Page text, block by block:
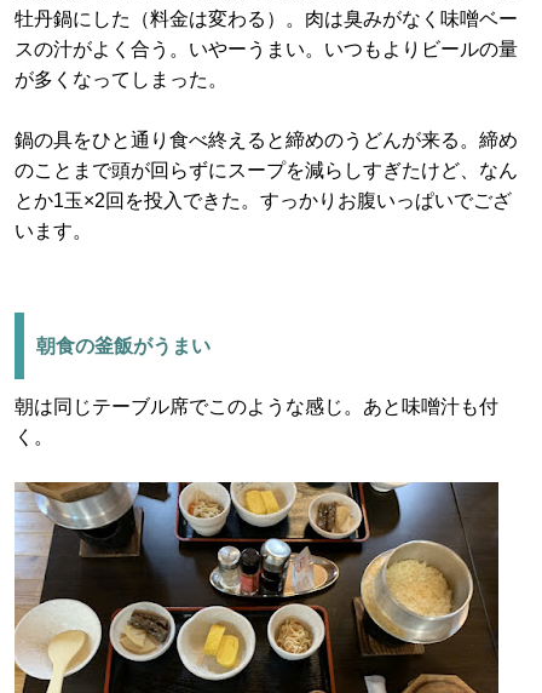
牡丹鍋にした（料金は変わる）。肉は臭みがなく味噌ベー
スの汁がよく合う。いやーうまい。いつもよりビールの量
が多くなってしまった。
鍋の具をひと通り食べ終えると締めのうどんが来る。締め
のことまで頭が回らずにスープを減らしすぎたけど、なん
とか1玉×2回を投入できた。すっかりお腹いっぱいでござ
います。
朝食の釜飯がうまい
朝は同じテーブル席でこのような感じ。あと味噌汁も付
く。